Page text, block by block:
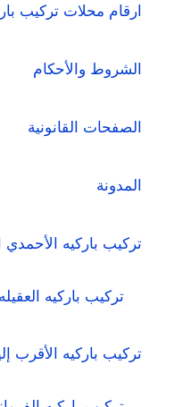
ارقام محلات تركيب
الشروط والأحكام
الصفحات القانونية
المدونة
تركيب باركيه
تركيب باركيه
تركيب باركيه الأقرب